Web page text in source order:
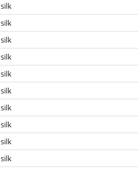
silk
silk
silk
silk
silk
silk
silk
silk
silk
silk